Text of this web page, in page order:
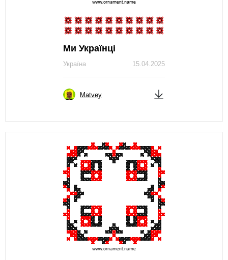
Ми Українці
15.04.2025
Україна
Matvey